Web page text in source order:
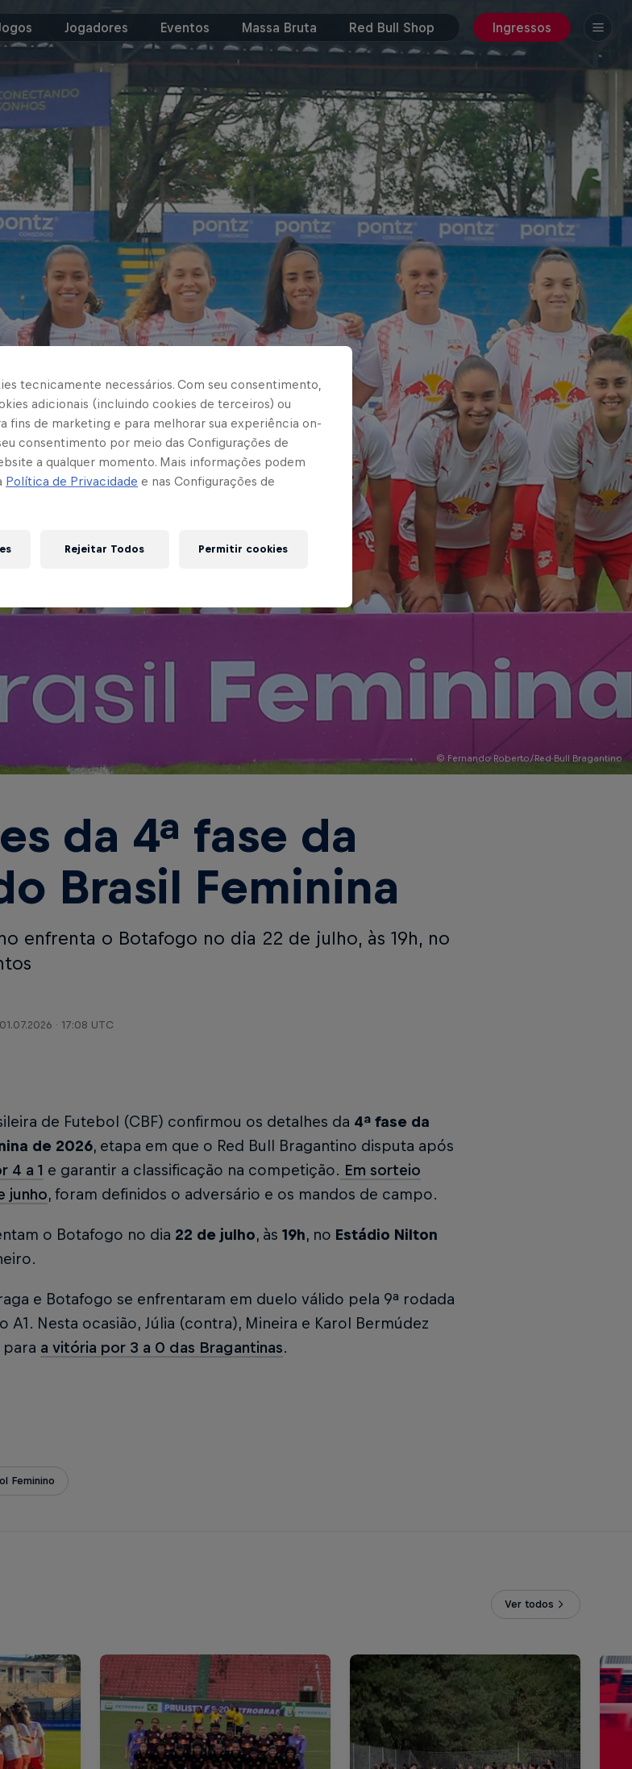
Jogadores Eventos Massa Bruta Red Bull Shop Ingressos
© Fernando Roberto/Red Bull Bragantino
da 4ª fase da
Brasil Feminina
enfrenta o Botafogo no dia 22 de julho, às 19h, no
01.07.2026 · 17:08 UTC
de Futebol (CBF) confirmou os detalhes da 4ª fase da
de 2026, etapa em que o Red Bull Bragantino disputa após
4 a 1 e garantir a classificação na competição. Em sorteio
junho, foram definidos o adversário e os mandos de campo.
o Botafogo no dia 22 de julho, às 19h, no Estádio Nilton
e Botafogo se enfrentaram em duelo válido pela 9ª rodada
A1. Nesta ocasião, Júlia (contra), Mineira e Karol Bermúdez
para a vitória por 3 a 0 das Bragantinas.
Feminino
Ver todos
tecnicamente necessários. Com seu consentimento,
adicionais (incluindo cookies de terceiros) ou
fins de marketing e para melhorar sua experiência on-
consentimento por meio das Configurações de
a qualquer momento. Mais informações podem
Política de Privacidade e nas Configurações de
Rejeitar Todos Permitir cookies